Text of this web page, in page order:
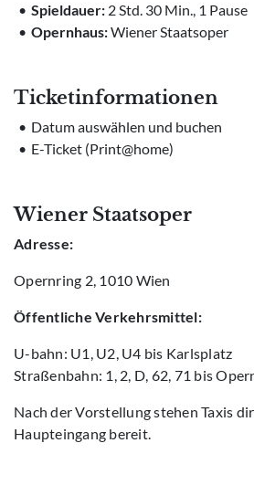
Spieldauer: 2 Std. 30 Min., 1 Pause
Opernhaus:Wiener Staatsoper
Ticketinformationen
Datum auswählen und buchen
E-Ticket (Print@home)
Wiener Staatsoper
Adresse:
Opernring 2, 1010 Wien
Öffentliche Verkehrsmittel:
U-bahn: U1, U2, U4 bis Karlsplatz
Straßenbahn: 1, 2, D, 62, 71 bis
Nach der Vorstellung stehen Taxis
Haupteingang bereit.